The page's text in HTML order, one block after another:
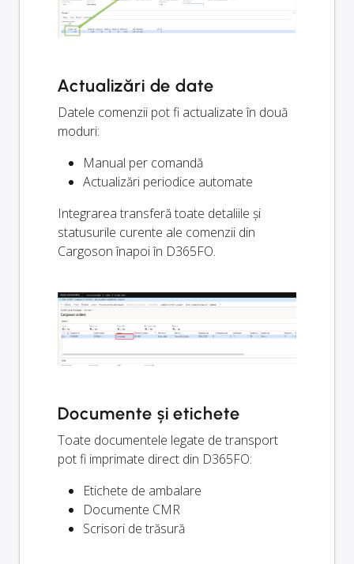
Actualizări de date
Datele comenzii pot fi actualizate în două
moduri:
Manual per comandă
Actualizări periodice automate
Integrarea transferă toate detaliile și
statusurile curente ale comenzii din
Cargoson înapoi în D365FO.
Documente și etichete
Toate documentele legate de transport
pot fi imprimate direct din D365FO:
Etichete de ambalare
Documente CMR
Scrisori de trăsură